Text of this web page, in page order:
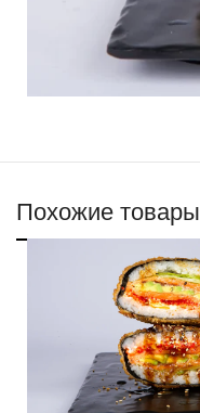
Похожие товары